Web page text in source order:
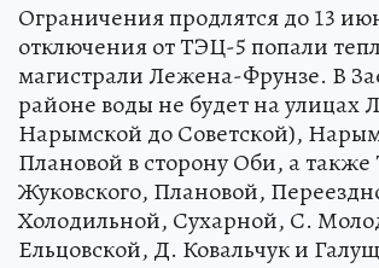
Ограничения продлятся до 13
отключения от ТЭЦ-5 попали
магистрали Лежена-Фрунзе. В
районе воды не будет на улицах
Нарымской до Советской),
Плановой в сторону Оби, а
Жуковского, Плановой,
Холодильной, Сухарной, С.
Ельцовской, Д. Ковальчук и